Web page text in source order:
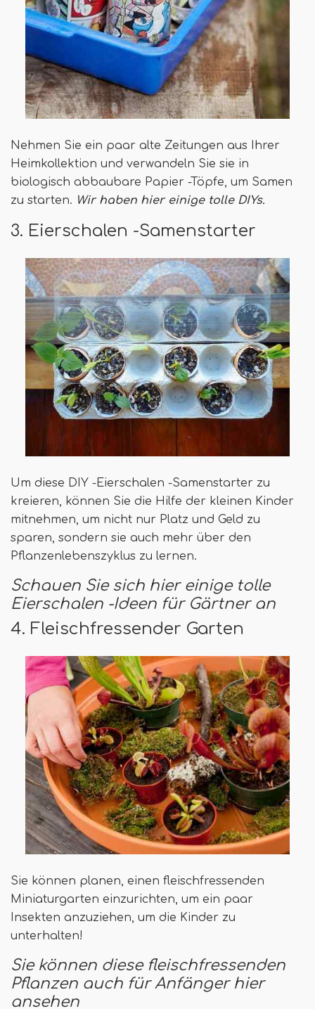
Nehmen Sie ein paar alte Zeitungen aus Ihrer
Heimkollektion und verwandeln Sie sie in
biologisch abbaubare Papier -Töpfe, um Samen
zu starten. Wir haben hier einige tolle DIYs.
3. Eierschalen -Samenstarter
Um diese DIY -Eierschalen -Samenstarter zu
kreieren, können Sie die Hilfe der kleinen Kinder
mitnehmen, um nicht nur Platz und Geld zu
sparen, sondern sie auch mehr über den
Pflanzenlebenszyklus zu lernen.
Schauen Sie sich hier einige tolle
Eierschalen -Ideen für Gärtner an
4. Fleischfressender Garten
Sie können planen, einen fleischfressenden
Miniaturgarten einzurichten, um ein paar
Insekten anzuziehen, um die Kinder zu
unterhalten!
Sie können diese fleischfressenden
Pflanzen auch für Anfänger hier
ansehen